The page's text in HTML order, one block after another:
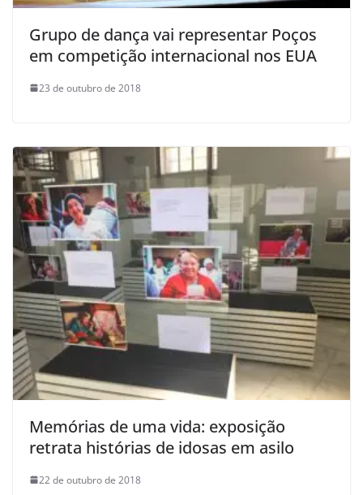
Grupo de dança vai representar Poços
em competição internacional nos EUA
23 de outubro de 2018
Memórias de uma vida: exposição
retrata histórias de idosas em asilo
22 de outubro de 2018